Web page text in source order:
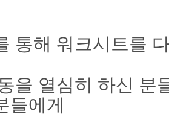
통해 워크시트를
을 열심히 하신 분
들에게